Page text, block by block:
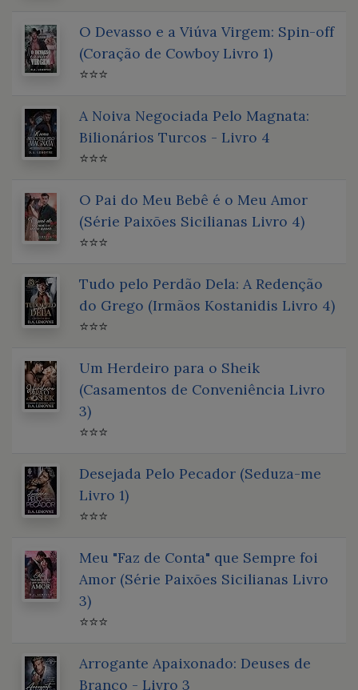
O Devasso e a Viúva Virgem: Spin-off
(Coração de Cowboy Livro 1)
⭐⭐⭐
A Noiva Negociada Pelo Magnata:
Bilionários Turcos - Livro 4
⭐⭐⭐
O Pai do Meu Bebê é o Meu Amor
(Série Paixões Sicilianas Livro 4)
⭐⭐⭐
Tudo pelo Perdão Dela: A Redenção
do Grego (Irmãos Kostanidis Livro 4)
⭐⭐⭐
Um Herdeiro para o Sheik
(Casamentos de Conveniência Livro
3)
⭐⭐⭐
Desejada Pelo Pecador (Seduza-me
Livro 1)
⭐⭐⭐
Meu "Faz de Conta" que Sempre foi
Amor (Série Paixões Sicilianas Livro
3)
⭐⭐⭐
Arrogante Apaixonado: Deuses de
Branco - Livro 3